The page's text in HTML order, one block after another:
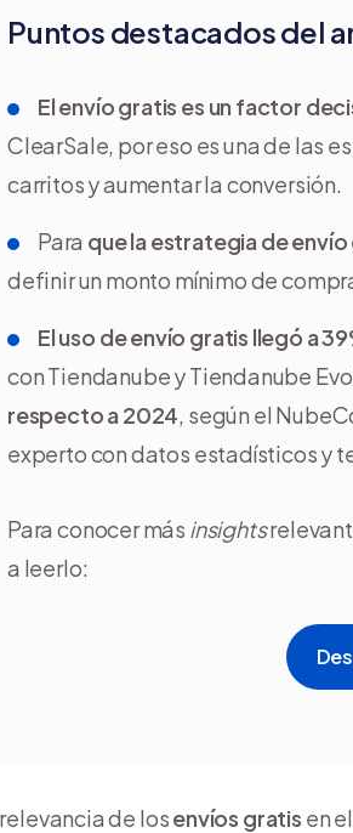
Puntos destacados del
El envío gratis es un factor
ClearSale, por eso es una de las
carritos y aumentar la conversión.
Para que la estrategia de
definir un monto mínimo de
El uso de envío gratis llegó a
con Tiendanube y Tiendanube
respecto a 2024, según el
experto con datos estadísticos y
Para conocer más insights
a leerlo:
de losenvíos gratis en